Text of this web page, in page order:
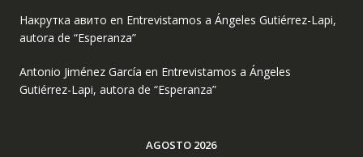
Накрутка авито en Entrevistamos a Ángeles Gutiérrez-Lapi,
autora de “Esperanza”
Antonio Jiménez García en Entrevistamos a Ángeles
Gutiérrez-Lapi, autora de “Esperanza”
AGOSTO 2026